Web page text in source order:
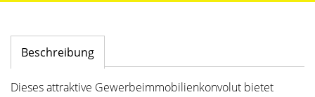
Beschreibung
Dieses attraktive Gewerbeimmobilienkonvolut bietet